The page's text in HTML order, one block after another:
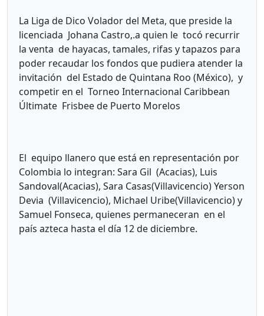
La Liga de Dico Volador del Meta, que preside la
licenciada Johana Castro,.a quien le tocó recurrir
la venta de hayacas, tamales, rifas y tapazos para
poder recaudar los fondos que pudiera atender la
invitación del Estado de Quintana Roo (México), y
competir en el Torneo Internacional Caribbean
Últimate Frisbee de Puerto Morelos
El equipo llanero que está en representación por
Colombia lo integran: Sara Gil (Acacias), Luis
Sandoval(Acacias), Sara Casas(Villavicencio) Yerson
Devia (Villavicencio), Michael Uribe(Villavicencio) y
Samuel Fonseca, quienes permaneceran en el
país azteca hasta el día 12 de diciembre.